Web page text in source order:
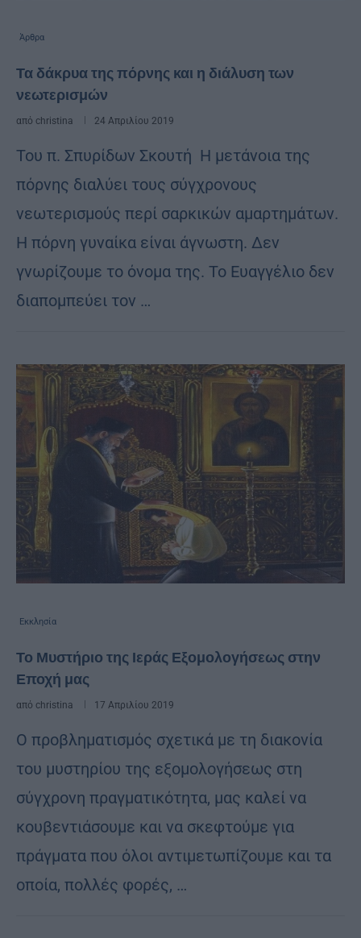
Άρθρα
Τα δάκρυα της πόρνης και η διάλυση των
νεωτερισμών
από christina 24 Απριλίου 2019
Του π. Σπυρίδων Σκουτή Η μετάνοια της
πόρνης διαλύει τους σύγχρονους
νεωτερισμούς περί σαρκικών αμαρτημάτων.
Η πόρνη γυναίκα είναι άγνωστη. Δεν
γνωρίζουμε το όνομα της. Το Ευαγγέλιο δεν
διαπομπεύει τον …
Εκκλησία
Το Μυστήριο της Ιεράς Εξομολογήσεως στην
Εποχή μας
από christina 17 Απριλίου 2019
Ο προβληματισμός σχετικά με τη διακονία
του μυστηρίου της εξομολογήσεως στη
σύγχρονη πραγματικότητα, μας καλεί να
κουβεντιάσουμε και να σκεφτούμε για
πράγματα που όλοι αντιμετωπίζουμε και τα
οποία, πολλές φορές, …